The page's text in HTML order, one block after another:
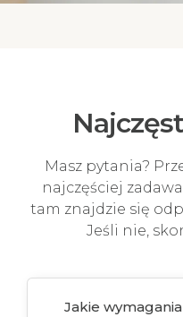
Masz pytania?
najczęściej
tam znajdzie się
Jeśli nie,
Jakie